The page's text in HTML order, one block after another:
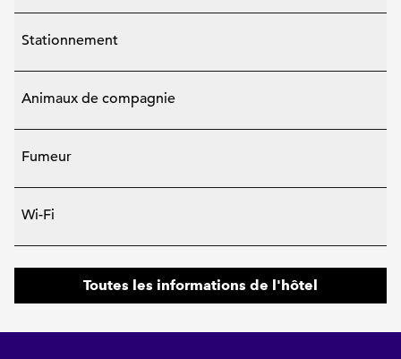
Stationnement
Animaux de compagnie
Fumeur
Wi-Fi
Toutes les informations de l'hôtel